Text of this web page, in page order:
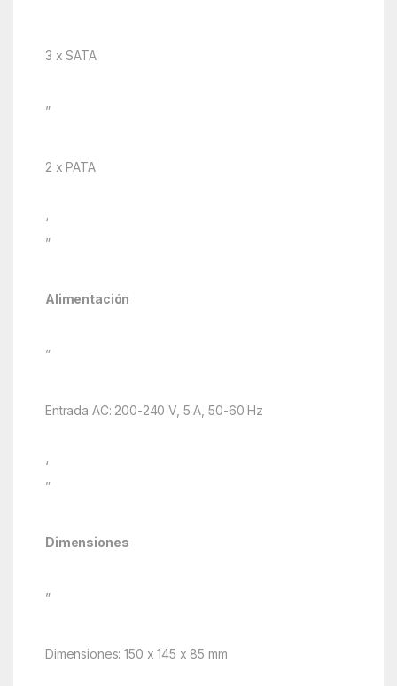
3 x SATA
”
2 x PATA
‘
”
Alimentación
”
Entrada AC: 200-240 V, 5 A, 50-60 Hz
‘
”
Dimensiones
”
Dimensiones: 150 x 145 x 85 mm